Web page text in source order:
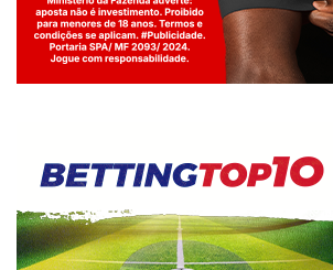
Jogue com responsabilidade. 18+